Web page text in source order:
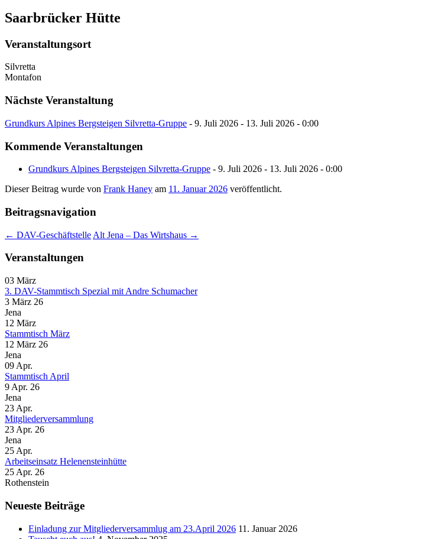
Saarbrücker Hütte
Veranstaltungsort
Silvretta
Montafon
Nächste Veranstaltung
Grundkurs Alpines Bergsteigen Silvretta-Gruppe - 9. Juli 2026 - 13. Juli 2026 - 0:00
Kommende Veranstaltungen
Grundkurs Alpines Bergsteigen Silvretta-Gruppe - 9. Juli 2026 - 13. Juli 2026 - 0:00
Dieser Beitrag wurde von Frank Haney am 11. Januar 2026 veröffentlicht.
Beitragsnavigation
← DAV-Geschäftstelle Alt Jena – Das Wirtshaus →
Veranstaltungen
03 März
3. DAV-Stammtisch Spezial mit Andre Schumacher
3 März 26
Jena
12 März
Stammtisch März
12 März 26
Jena
09 Apr.
Stammtisch April
9 Apr. 26
Jena
23 Apr.
Mitgliederversammlung
23 Apr. 26
Jena
25 Apr.
Arbeitseinsatz Helenensteinhütte
25 Apr. 26
Rothenstein
Neueste Beiträge
Einladung zur Mitgliederversammlug am 23.April 2026 11. Januar 2026